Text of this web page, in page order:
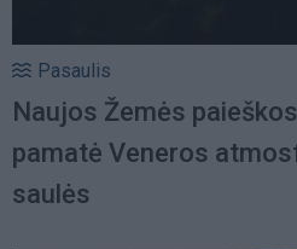
Pasaulis
Naujos Žemės
pamatė Veneros
saulės